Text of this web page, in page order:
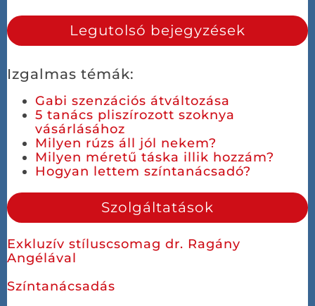
Legutolsó bejegyzések
Izgalmas témák:
Gabi szenzációs átváltozása
5 tanács pliszírozott szoknya
vásárlásához
Milyen rúzs áll jól nekem?
Milyen méretű táska illik hozzám?
Hogyan lettem színtanácsadó?
Szolgáltatások
Exkluzív stíluscsomag dr. Ragány
Angélával
Színtanácsadás